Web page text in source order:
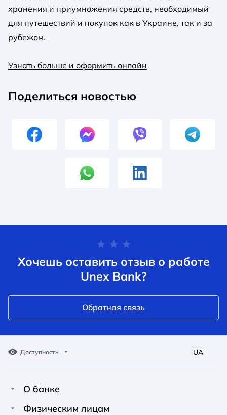
хранения и приумножения средств, необходимый
для путешествий и покупок как в Украине, так и за
рубежом.
Узнать больше и оформить онлайн
Поделиться новостью
Хочешь оставить отзыв о работе
Unex Bank?
Обратная связь
Доступность
A A A A A A
UA
О банке
Про Unex Bank
Физическим лицам